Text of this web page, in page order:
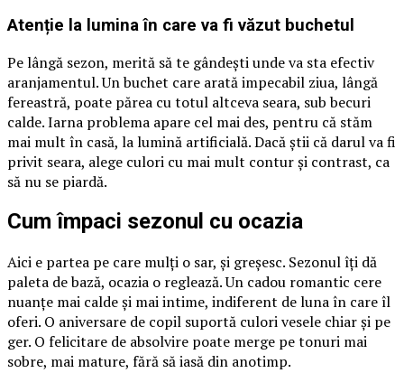
Atenție la lumina în care va fi văzut buchetul
Pe lângă sezon, merită să te gândești unde va sta efectiv
aranjamentul. Un buchet care arată impecabil ziua, lângă
fereastră, poate părea cu totul altceva seara, sub becuri
calde. Iarna problema apare cel mai des, pentru că stăm
mai mult în casă, la lumină artificială. Dacă știi că darul va fi
privit seara, alege culori cu mai mult contur și contrast, ca
să nu se piardă.
Cum împaci sezonul cu ocazia
Aici e partea pe care mulți o sar, și greșesc. Sezonul îți dă
paleta de bază, ocazia o reglează. Un cadou romantic cere
nuanțe mai calde și mai intime, indiferent de luna în care îl
oferi. O aniversare de copil suportă culori vesele chiar și pe
ger. O felicitare de absolvire poate merge pe tonuri mai
sobre, mai mature, fără să iasă din anotimp.